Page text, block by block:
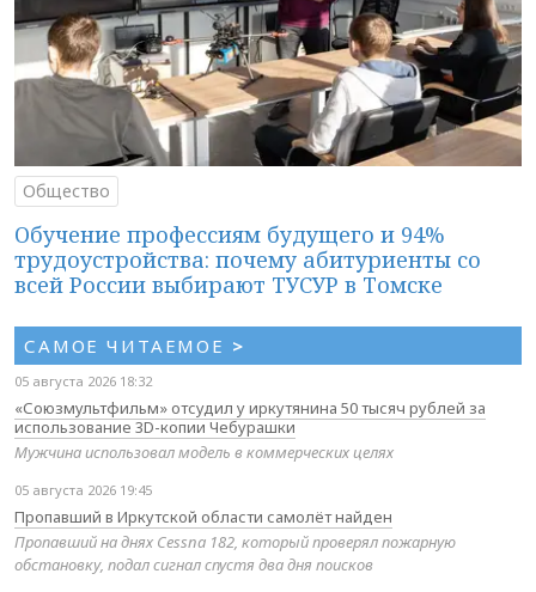
Общество
Обучение профессиям будущего и 94%
трудоустройства: почему абитуриенты со
всей России выбирают ТУСУР в Томске
САМОЕ ЧИТАЕМОЕ >
05 августа 2026 18:32
«Союзмультфильм» отсудил у иркутянина 50 тысяч рублей за
использование 3D-копии Чебурашки
Мужчина использовал модель в коммерческих целях
05 августа 2026 19:45
Пропавший в Иркутской области самолёт найден
Пропавший на днях Cessna 182, который проверял пожарную
обстановку, подал сигнал спустя два дня поисков